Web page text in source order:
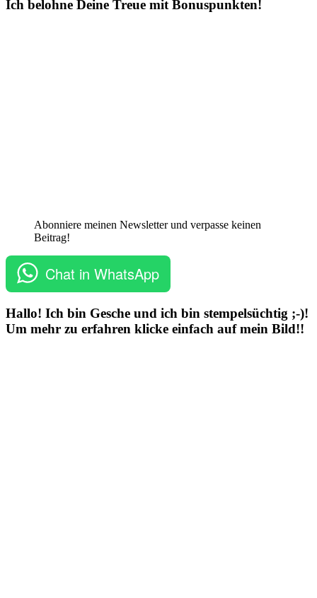
Ich belohne Deine Treue mit Bonuspunkten!
Abonniere meinen Newsletter und verpasse keinen
Beitrag!
Chat in WhatsApp
Hallo! Ich bin Gesche und ich bin stempelsüchtig ;-)!
Um mehr zu erfahren klicke einfach auf mein Bild!!